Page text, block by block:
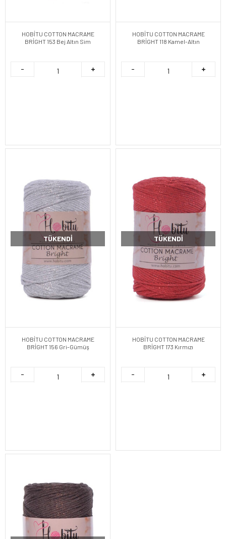
HOBİTU COTTON MACRAME
BRİGHT 153 Bej Altın Sim
HOBİTU COTTON MACRAME
BRİGHT 118 Kamel-Altın
TÜKENDI
HOBİTU COTTON MACRAME
BRİGHT 156 Gri-Gümüş
TÜKENDI
HOBİTU COTTON MACRAME
BRİGHT 173 Kırmızı